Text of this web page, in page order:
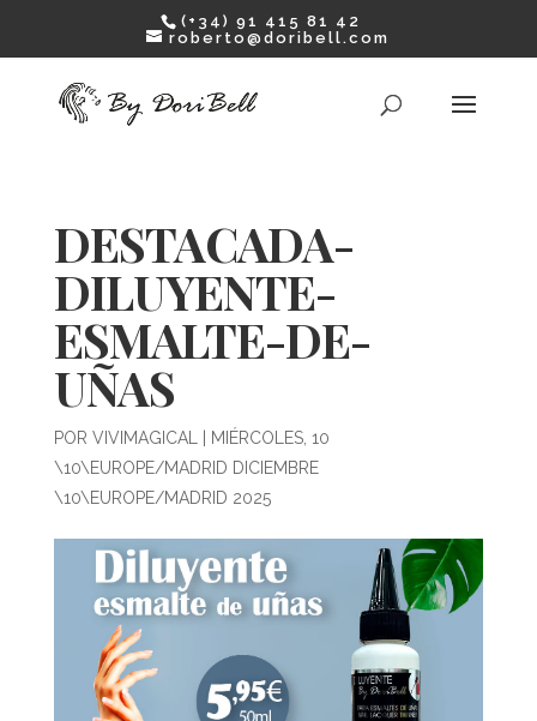
(+34) 91 415 81 42
roberto@doribell.com
DESTACADA-
DILUYENTE-
ESMALTE-DE-
UÑAS
POR VIVIMAGICAL
MIÉRCOLES, 10
\10\EUROPE/MADRID DICIEMBRE
\10\EUROPE/MADRID 2025